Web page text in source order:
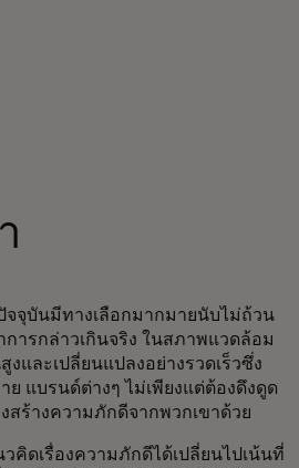
จจุบันมีทางเลือกมากมายนับไม่ถ้วน
ารกล่าวเกินจริง ในสภาพแวดล้อม
และเปลี่ยนแปลงอย่างรวดเร็วซึ่ง
ย แบรนด์ต่างๆ ไม่เพียงแต่ต้องดึงดูด
สร้างความภักดีจากพวกเขาด้วย
คิดเรื่องความภักดีได้เปลี่ยนไปเน้นที่